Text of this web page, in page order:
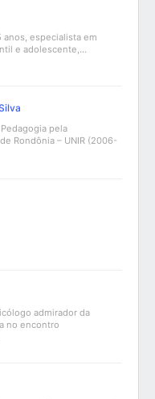
anos, especialista em
e adolescente,…
pela
Rondônia – UNIR (2006-
admirador da
no encontro